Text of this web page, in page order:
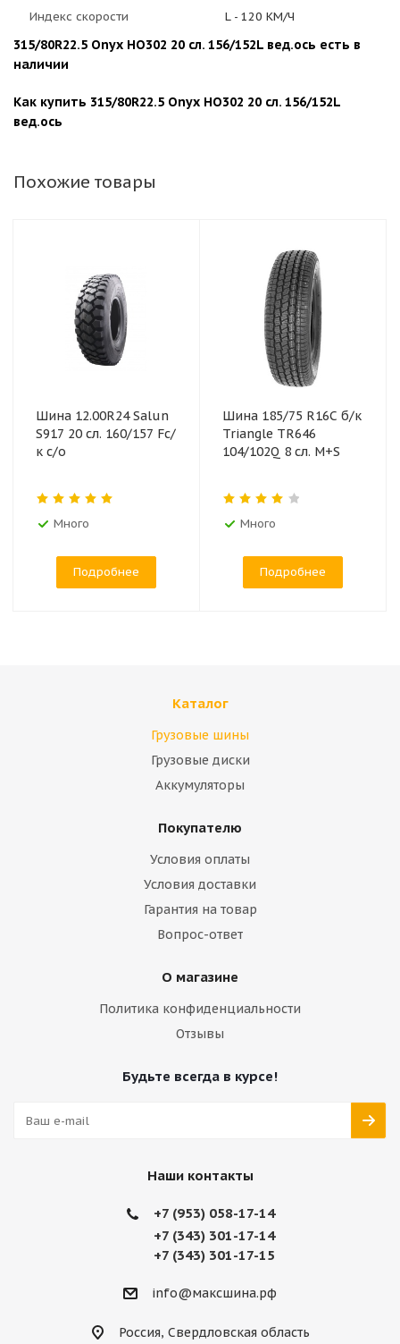
Индекс скорости L - 120 КМ/Ч
315/80R22.5 Onyx HO302 20 сл. 156/152L вед.ось есть в
наличии
Как купить 315/80R22.5 Onyx HO302 20 сл. 156/152L
вед.ось
Похожие товары
Шина 12.00R24 Salun
S917 20 сл. 160/157 Fс/
к с/о
Много
Подробнее
Шина 185/75 R16C б/к
Triangle TR646
104/102Q 8 сл. M+S
Много
Подробнее
Каталог
Грузовые шины
Грузовые диски
Аккумуляторы
Покупателю
Условия оплаты
Условия доставки
Гарантия на товар
Вопрос-ответ
О магазине
Политика конфиденциальности
Отзывы
Будьте всегда в курсе!
Наши контакты
+7 (953) 058-17-14
+7 (343) 301-17-14
+7 (343) 301-17-15
info@максшина.рф
Россия, Свердловская область